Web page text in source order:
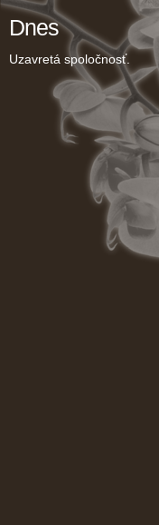
Dnes
Uzavretá spoločnosť.